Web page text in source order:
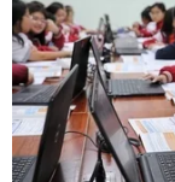
Theo AFP, Bộ
trích việc
Dương-981
nhiều tàu tại